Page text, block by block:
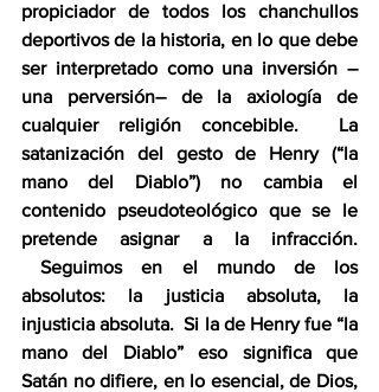
propiciador de todos los chanchullos
deportivos de la historia, en lo que debe
ser interpretado como una inversión –
una perversión– de la axiología de
cualquier religión concebible.  La
satanización del gesto de Henry (“la
mano del Diablo”) no cambia el
contenido pseudoteológico que se le
pretende asignar a la infracción.
Seguimos en el mundo de los
absolutos: la justicia absoluta, la
injusticia absoluta.  Si la de Henry fue “la
mano del Diablo” eso significa que
Satán no difiere, en lo esencial, de Dios,